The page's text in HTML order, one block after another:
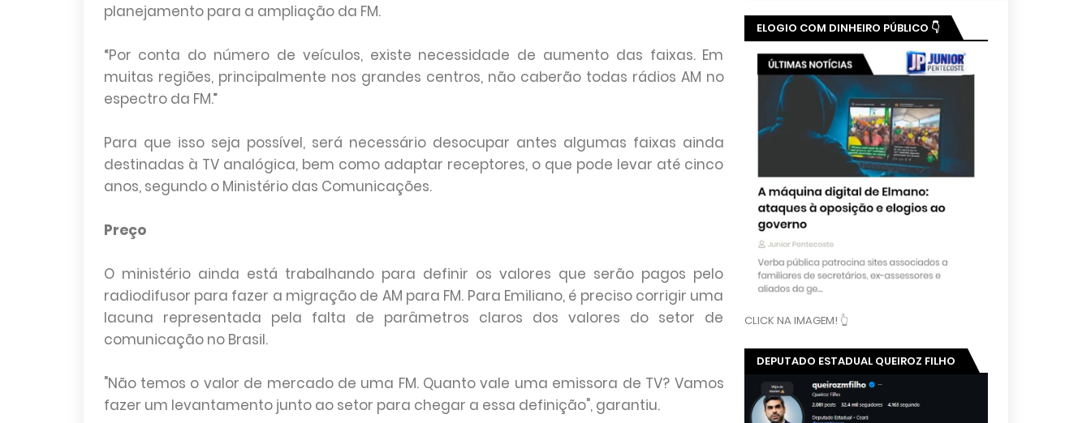
planejamento para a ampliação da FM.
“Por conta do número de veículos, existe necessidade de aumento das faixas. Em
muitas regiões, principalmente nos grandes centros, não caberão todas rádios AM no
espectro da FM.”
Para que isso seja possível, será necessário desocupar antes algumas faixas ainda
destinadas à TV analógica, bem como adaptar receptores, o que pode levar até cinco
anos, segundo o Ministério das Comunicações.
Preço
O ministério ainda está trabalhando para definir os valores que serão pagos pelo
radiodifusor para fazer a migração de AM para FM. Para Emiliano, é preciso corrigir uma
lacuna representada pela falta de parâmetros claros dos valores do setor de
comunicação no Brasil.
"Não temos o valor de mercado de uma FM. Quanto vale uma emissora de TV? Vamos
fazer um levantamento junto ao setor para chegar a essa definição", garantiu.
ELOGIO COM DINHEIRO PÚBLICO 👇
CLICK NA IMAGEM! 👆
DEPUTADO ESTADUAL QUEIROZ FILHO